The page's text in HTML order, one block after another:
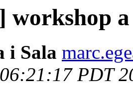
workshop
i Sala
PDT